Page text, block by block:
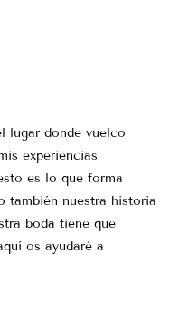
lugar donde vuelco
experiencias
es lo que forma
también nuestra historia
boda tiene que
os ayudaré a